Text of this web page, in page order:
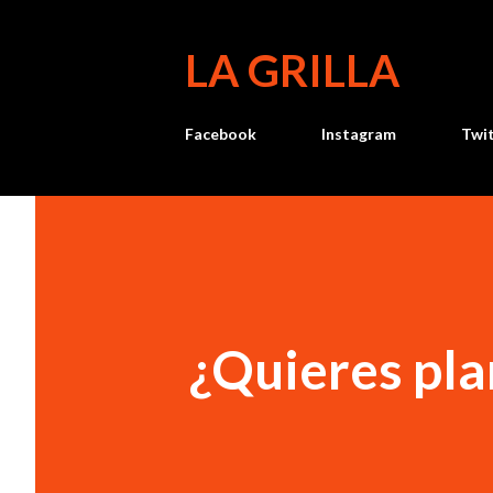
LA GRILLA
Facebook Instagram
¿Quieres